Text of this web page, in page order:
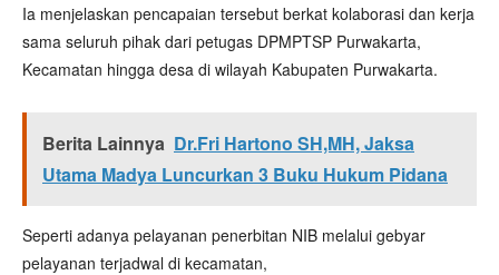
Ia menjelaskan pencapaian tersebut berkat kolaborasi dan kerja
sama seluruh pihak dari petugas DPMPTSP Purwakarta,
Kecamatan hingga desa di wilayah Kabupaten Purwakarta.
Berita Lainnya Dr.Fri Hartono SH,MH, Jaksa
Utama Madya Luncurkan 3 Buku Hukum Pidana
Seperti adanya pelayanan penerbitan NIB melalui gebyar
pelayanan terjadwal di kecamatan,